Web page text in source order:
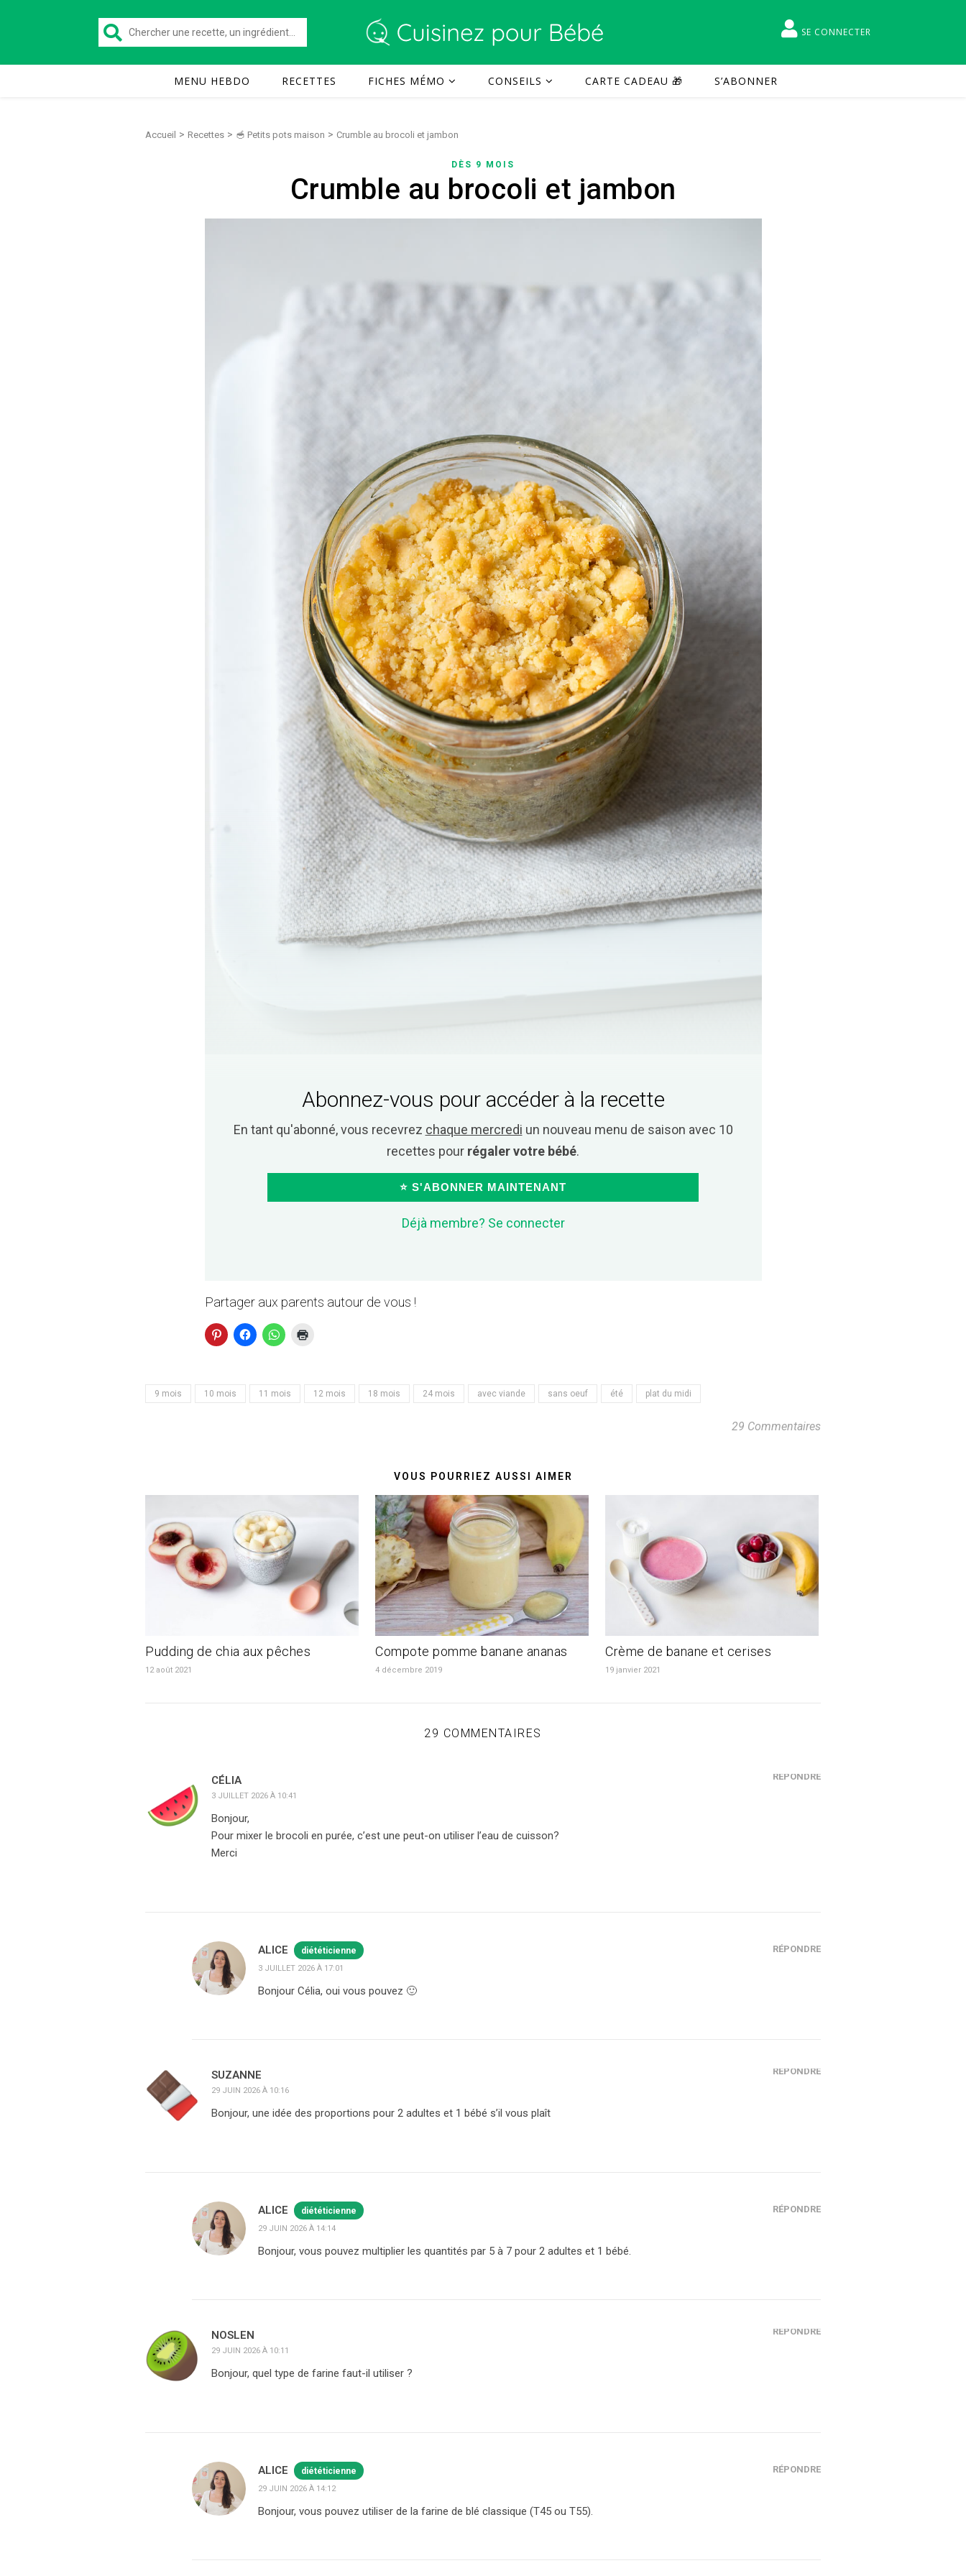
SE CONNECTER
MENU HEBDO RECETTES FICHES MÉMO CONSEILS CARTE CADEAU 🎁 S’ABONNER
Accueil > Recettes > 🥣 Petits pots maison > Crumble au brocoli et jambon
DÈS 9 MOIS
Crumble au brocoli et jambon
Abonnez-vous pour accéder à la recette
En tant qu'abonné, vous recevrez chaque mercredi un nouveau menu de saison avec 10
recettes pour régaler votre bébé.
⭐ S'ABONNER MAINTENANT
Déjà membre? Se connecter
Partager aux parents autour de vous !
9 mois 10 mois 11 mois 12 mois 18 mois 24 mois avec viande sans oeuf été plat du midi
29 Commentaires
VOUS POURRIEZ AUSSI AIMER
Pudding de chia aux pêches
12 août 2021
Compote pomme banane ananas
4 décembre 2019
Crème de banane et cerises
19 janvier 2021
29 COMMENTAIRES
CÉLIA
3 JUILLET 2026 À 10:41
RÉPONDRE
Bonjour,
Pour mixer le brocoli en purée, c’est une peut-on utiliser l’eau de cuisson?
Merci
ALICE diététicienne
3 JUILLET 2026 À 17:01
RÉPONDRE
Bonjour Célia, oui vous pouvez 🙂
SUZANNE
29 JUIN 2026 À 10:16
RÉPONDRE
Bonjour, une idée des proportions pour 2 adultes et 1 bébé s’il vous plaît
ALICE diététicienne
29 JUIN 2026 À 14:14
RÉPONDRE
Bonjour, vous pouvez multiplier les quantités par 5 à 7 pour 2 adultes et 1 bébé.
NOSLEN
29 JUIN 2026 À 10:11
RÉPONDRE
Bonjour, quel type de farine faut-il utiliser ?
ALICE diététicienne
29 JUIN 2026 À 14:12
RÉPONDRE
Bonjour, vous pouvez utiliser de la farine de blé classique (T45 ou T55).